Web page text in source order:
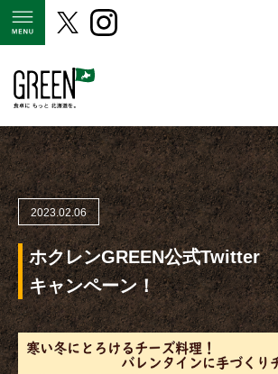
2023.02.06
ホクレンGREEN公式Twitter
キャンペーン！